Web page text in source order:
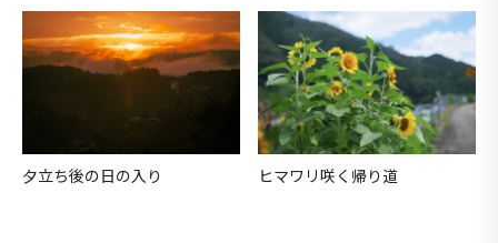
夕立ち後の日の入り ヒマワリ咲く帰り道